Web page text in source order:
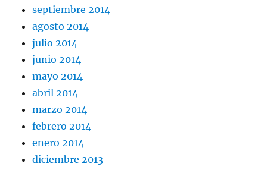
septiembre 2014
agosto 2014
julio 2014
junio 2014
mayo 2014
abril 2014
marzo 2014
febrero 2014
enero 2014
diciembre 2013